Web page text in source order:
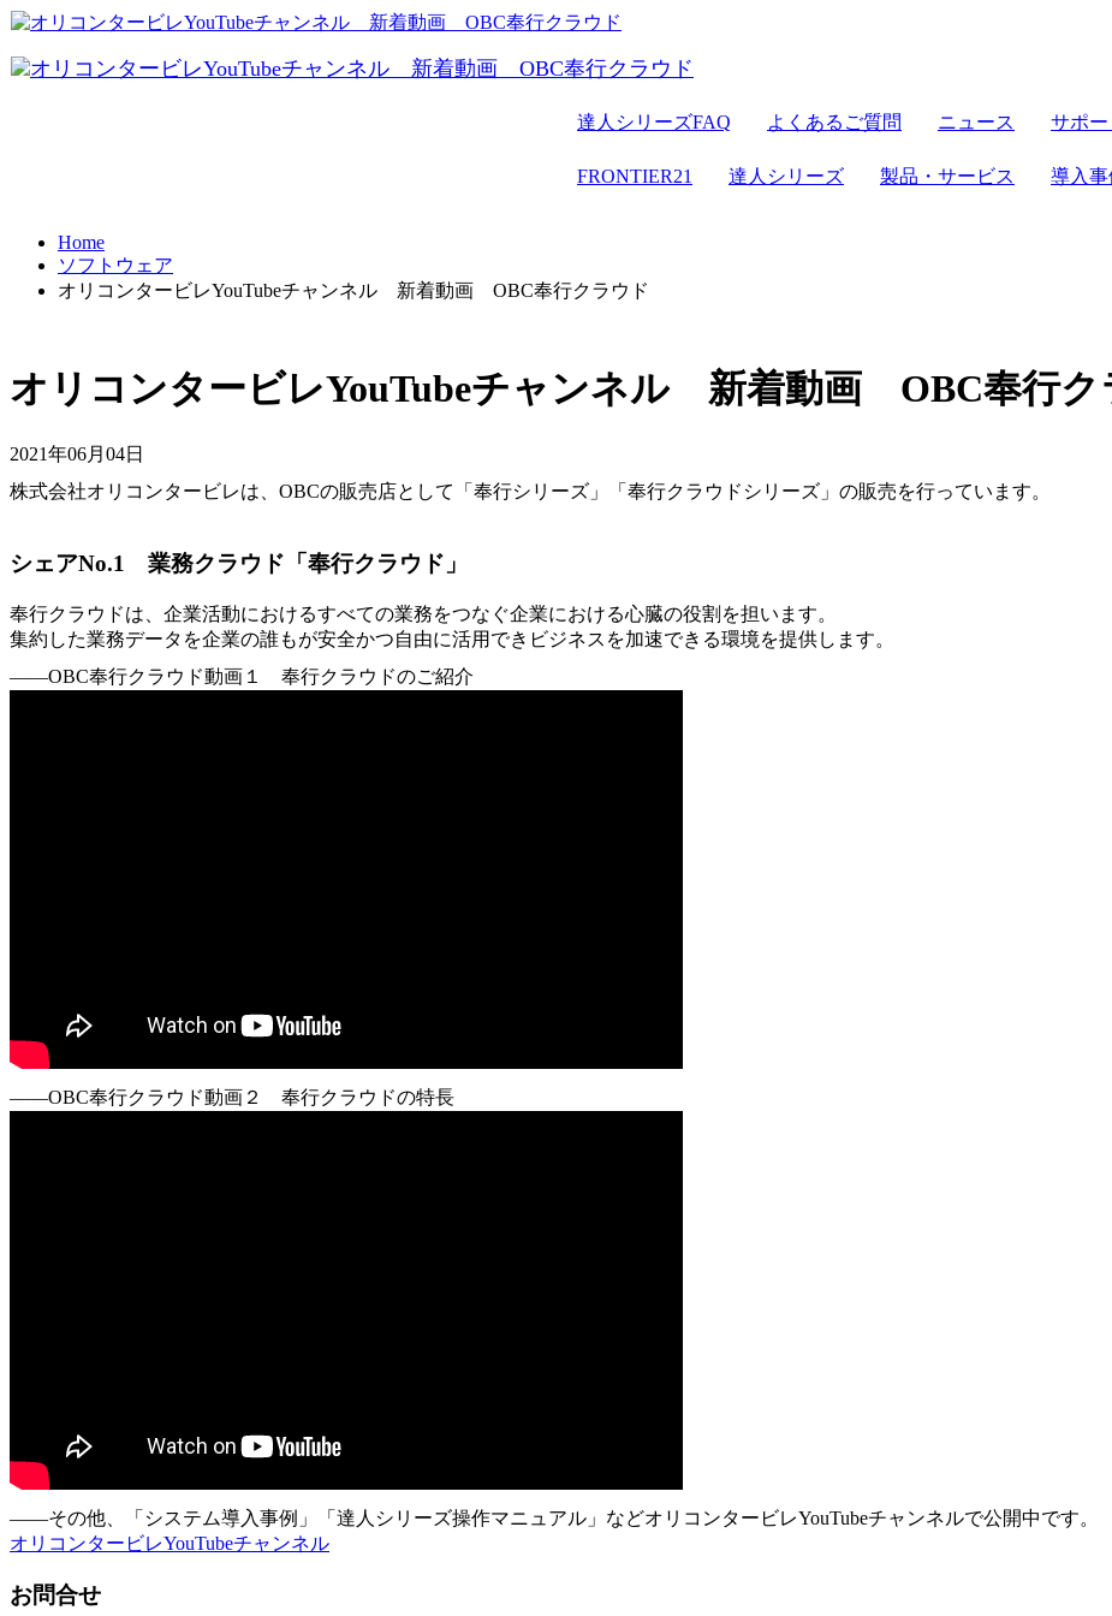
達人シリーズFAQ よくあるご質問
FRONTIER21
ニュース サポー
FRONTIER21
BCP対策 セキュリティ
達人シリーズ 製品・サービス
複合機
導入事
Home
ソフトウェア
オリコンタービレYouTubeチャンネル 新着動画 OBC奉行クラウド
オリコンタービレYouTubeチャンネル 新着動画 OBC奉行ク
2021年06月04日
株式会社オリコンタービレは、OBCの販売店として「奉行シリーズ」「奉行クラウドシリーズ」の販売を行っています。
シェアNo.1 業務クラウド「奉行クラウド」
奉行クラウドは、企業活動におけるすべての業務をつなぐ企業における心臓の役割を担います。
集約した業務データを企業の誰もが安全かつ自由に活用できビジネスを加速できる環境を提供します。
――OBC奉行クラウド動画１ 奉行クラウドのご紹介
――OBC奉行クラウド動画２ 奉行クラウドの特長
――その他、「システム導入事例」「達人シリーズ操作マニュアル」などオリコンタービレYouTubeチャンネルで公開中です。
オリコンタービレYouTubeチャンネル
お問合せ